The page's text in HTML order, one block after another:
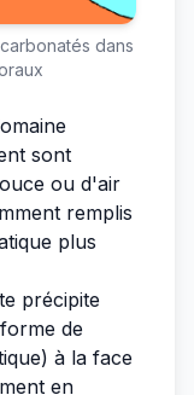
dans
sont
ou d'air
remplis
plus
précipite
de
à la face
en